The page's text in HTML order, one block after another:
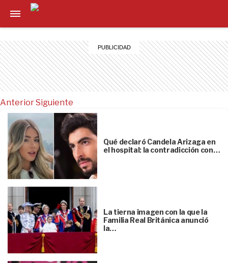
Anterior
Qué declaró Candela Arizaga en
el hospital: la contradicción con…
La tierna imagen con la que la
Familia Real Británica anunció
la…
Siguiente